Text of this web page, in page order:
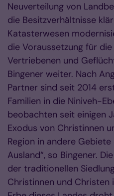
Neuverteilung von
die Besitzverhältnisse
Katasterwesen
die Voraussetzung für
Vertriebenen und
Bingener weiter. Nach
Partner sind seit 2014
Familien in die Niniveh-
beobachten seit einigen
Exodus von Christinnen
Region in andere
Ausland“, so Bingener.
der traditionellen
Christinnen und Christen